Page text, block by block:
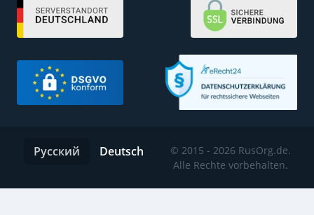
© 2015 - 2026 RusOrg.de.
Alle Rechte vorbehalten.
Русский Deutsch